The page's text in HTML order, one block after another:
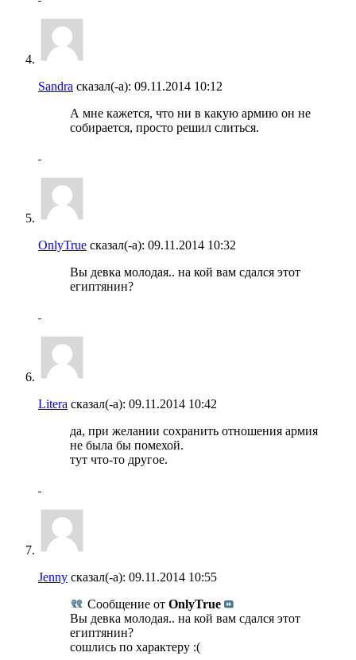
Sandra сказал(-а): 09.11.2014 10:12
А мне кажется, что ни в какую армию он не
собирается, просто решил слиться.
OnlyTrue сказал(-а): 09.11.2014 10:32
Вы девка молодая.. на кой вам сдался этот
египтянин?
Litera сказал(-а): 09.11.2014 10:42
да, при желании сохранить отношения армия
не была бы помехой.
тут что-то другое.
Jenny сказал(-а): 09.11.2014 10:55
Сообщение от OnlyTrue
Вы девка молодая.. на кой вам сдался этот
египтянин?
сошлись по характеру :(